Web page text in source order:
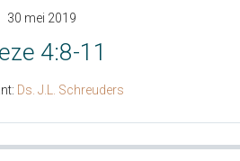
30 mei 2019
4:8-11
Ds. J.L. Schreuders